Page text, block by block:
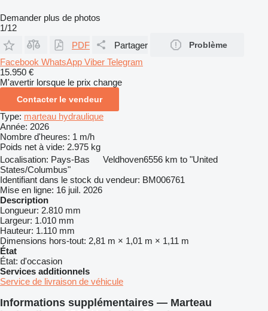
Demander plus de photos
1/12
PDF
Partager Problème
Facebook WhatsApp Viber Telegram
15.950 €
M'avertir lorsque le prix change
Contacter le vendeur
Type: marteau hydraulique
Année: 2026
Nombre d'heures: 1 m/h
Poids net à vide: 2.975 kg
Localisation: Pays-Bas Veldhoven6556 km to "United
States/Columbus"
Identifiant dans le stock du vendeur: BM006761
Mise en ligne: 16 juil. 2026
Description
Longueur: 2.810 mm
Largeur: 1.010 mm
Hauteur: 1.110 mm
Dimensions hors-tout: 2,81 m × 1,01 m × 1,11 m
État
État: d'occasion
Services additionnels
Service de livraison de véhicule
Informations supplémentaires — Marteau